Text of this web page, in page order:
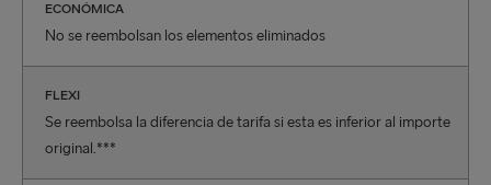
ECONÓMICA
No se reembolsan los elementos eliminados
FLEXI
Se reembolsa la diferencia de tarifa si esta es inferior al importe
original.***